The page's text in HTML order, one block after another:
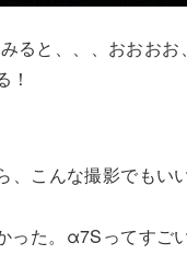
ると、、、おおおお
！
、こんな撮影でもい
った。α7Sってすご